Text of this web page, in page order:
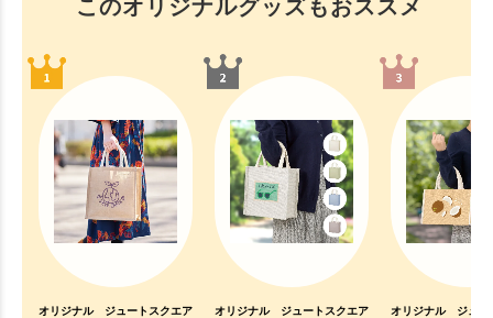
このオリジナルグッズもおススメ
オリジナル ジュートスクエア
オリジナル ジュートスクエア
オリジナル ジュー